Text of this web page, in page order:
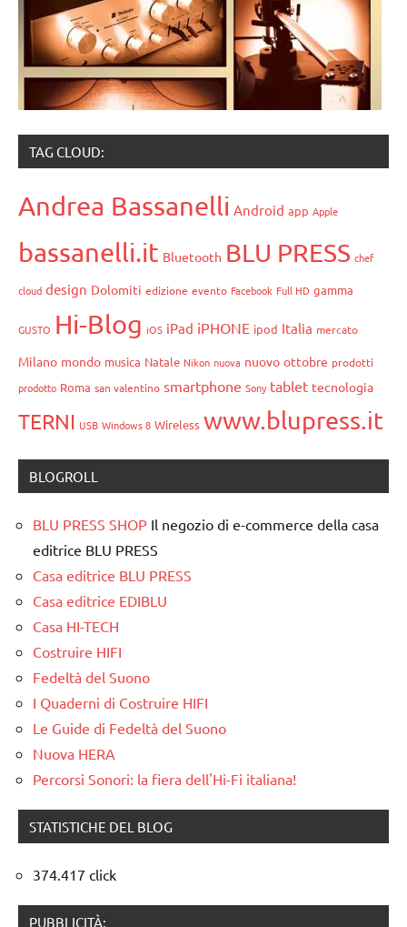
TAG CLOUD:
Andrea Bassanelli Android app Apple
bassanelli.it Bluetooth BLU PRESS chef
cloud design Dolomiti edizione evento Facebook Full HD gamma
GUSTO Hi-Blog iOS iPad iPHONE ipod Italia mercato
Milano mondo musica Natale Nikon nuova nuovo ottobre prodotti
prodotto Roma san valentino smartphone Sony tablet tecnologia
TERNI USB Windows 8 Wireless www.blupress.it
BLOGROLL
BLU PRESS SHOP Il negozio di e-commerce della casa
editrice BLU PRESS
Casa editrice BLU PRESS
Casa editrice EDIBLU
Casa HI-TECH
Costruire HIFI
Fedeltà del Suono
I Quaderni di Costruire HIFI
Le Guide di Fedeltà del Suono
Nuova HERA
Percorsi Sonori: la fiera dell'Hi-Fi italiana!
STATISTICHE DEL BLOG
374.417 click
PUBBLICITÀ: